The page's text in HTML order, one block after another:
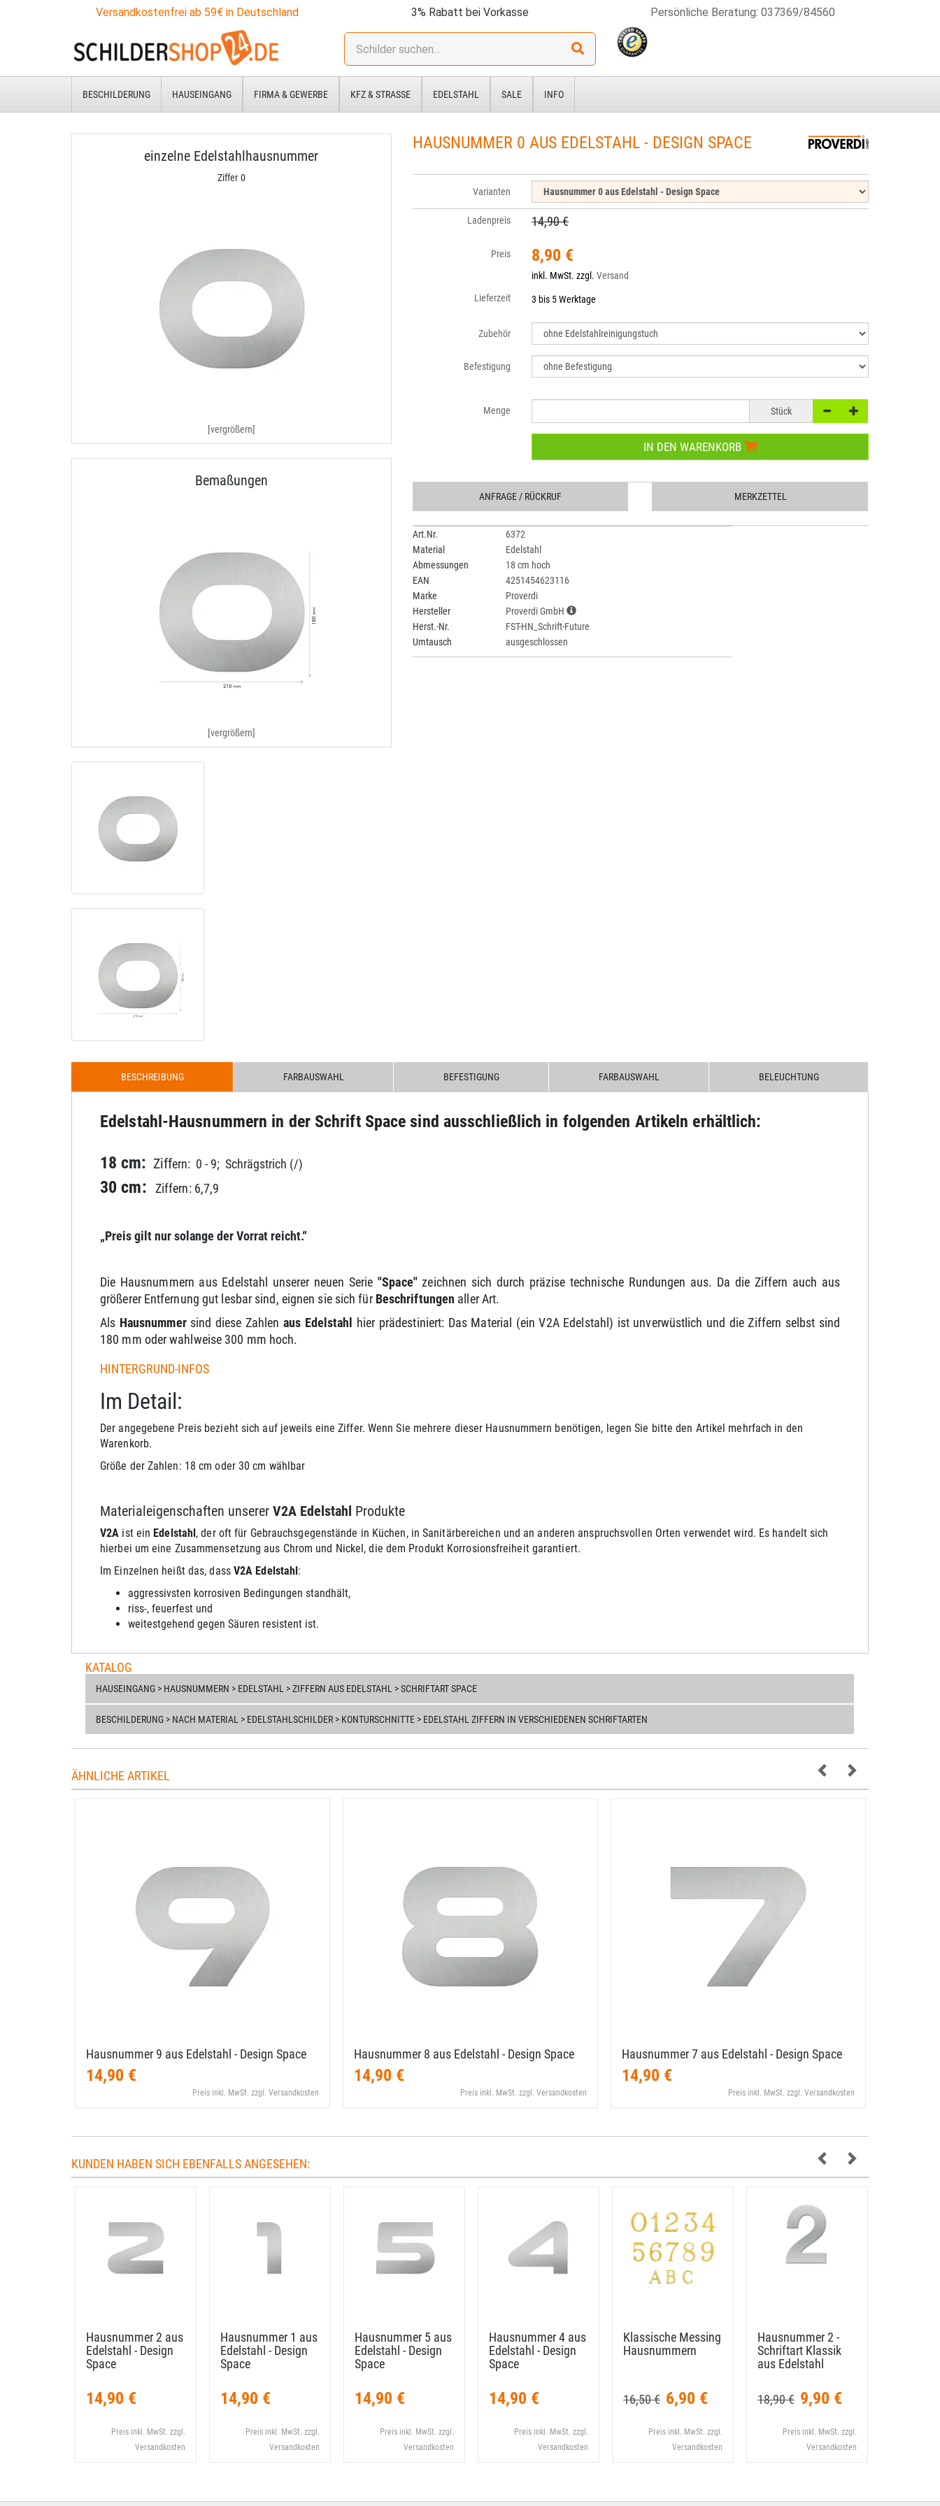
Versandkostenfrei ab 59€ in Deutschland 3% Rabatt bei Vorkasse Persönliche Beratung: 037369/84560
Stichwort:
BESCHILDERUNG HAUSEINGANG FIRMA & GEWERBE KFZ & STRASSE EDELSTAHL SALE INFO
einzelne Edelstahlhausnummer
Ziffer 0
[vergrößern]
Bemaßungen
[vergrößern]
HAUSNUMMER 0 AUS EDELSTAHL - DESIGN SPACE
Varianten
Ladenpreis 14,90 €
Preis 8,90 €
inkl. MwSt. zzgl.Versand
Lieferzeit
3 bis 5 Werktage
Zubehör
Befestigung
Menge Stück
IN DEN WARENKORB
ANFRAGE / RÜCKRUF MERKZETTEL
Art.Nr.
6372
Material
Edelstahl
Abmessungen
18 cm hoch
EAN
4251454623116
Marke
Proverdi
Hersteller
Proverdi GmbH
Herst.-Nr.
FST-HN_Schrift-Future
Umtausch
ausgeschlossen
BESCHREIBUNG FARBAUSWAHL BEFESTIGUNG FARBAUSWAHL BELEUCHTUNG
Edelstahl-Hausnummern in der Schrift Space sind ausschließlich in folgenden Artikeln erhältlich:
18 cm: Ziffern: 0 - 9; Schrägstrich (/)
30 cm: Ziffern: 6,7,9
„Preis gilt nur solange der Vorrat reicht.“
Die Hausnummern aus Edelstahl unserer neuen Serie"Space"zeichnen sich durch präzise technische Rundungen aus. Da die Ziffern auch aus
größerer Entfernung gut lesbar sind, eignen sie sich für Beschriftungen aller Art.
Als Hausnummer sind diese Zahlen aus Edelstahl
hier prädestiniert: Das Material (ein V2A Edelstahl) ist unverwüstlich und die Ziffern selbst sind
180 mm oder wahlweise 300 mm hoch.
HINTERGRUND-INFOS
Im Detail:
Der angegebene Preis bezieht sich auf jeweils eine Ziffer. Wenn Sie mehrere dieser Hausnummern benötigen, legen Sie bitte den Artikel mehrfach in den
Warenkorb.
Größe der Zahlen: 18 cm oder 30 cm wählbar
Materialeigenschaften unserer V2A Edelstahl Produkte
V2A ist ein Edelstahl, der oft für Gebrauchsgegenstände in Küchen, in Sanitärbereichen und an anderen anspruchsvollen Orten verwendet wird. Es handelt sich
hierbei um eine Zusammensetzung aus Chrom und Nickel, die dem Produkt Korrosionsfreiheit garantiert.
Im Einzelnen heißt das, dass V2A Edelstahl:
aggressivsten korrosiven Bedingungen standhält,
riss-, feuerfest und
weitestgehend gegen Säuren resistent ist.
KATALOG
HAUSEINGANG > HAUSNUMMERN > EDELSTAHL > ZIFFERN AUS EDELSTAHL > SCHRIFTART SPACE
BESCHILDERUNG > NACH MATERIAL > EDELSTAHLSCHILDER > KONTURSCHNITTE > EDELSTAHL ZIFFERN IN VERSCHIEDENEN SCHRIFTARTEN
ÄHNLICHE ARTIKEL
Hausnummer 9 aus Edelstahl - Design Space
14,90 €
Preis inkl. MwSt. zzgl. Versandkosten
Hausnummer 8 aus Edelstahl - Design Space
14,90 €
Preis inkl. MwSt. zzgl. Versandkosten
Hausnummer 7 aus Edelstahl - Design Space
14,90 €
Preis inkl. MwSt. zzgl. Versandkosten
KUNDEN HABEN SICH EBENFALLS ANGESEHEN:
Hausnummer 2 aus
Edelstahl - Design
Space
14,90 €
Preis inkl. MwSt. zzgl.
Versandkosten
Hausnummer 1 aus
Edelstahl - Design
Space
14,90 €
Preis inkl. MwSt. zzgl.
Versandkosten
Hausnummer 5 aus
Edelstahl - Design
Space
14,90 €
Preis inkl. MwSt. zzgl.
Versandkosten
Hausnummer 4 aus
Edelstahl - Design
Space
14,90 €
Preis inkl. MwSt. zzgl.
Versandkosten
Klassische Messing
Hausnummern
16,50 € 6,90 €
Preis inkl. MwSt. zzgl.
Versandkosten
Hausnummer 2 -
Schriftart Klassik
aus Edelstahl
18,90 € 9,90 €
Preis inkl. MwSt. zzgl.
Versandkosten